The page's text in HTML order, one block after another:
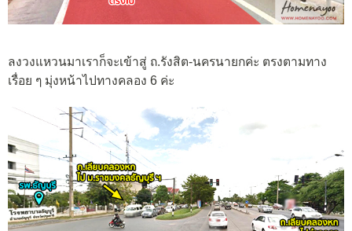
ลงวงแหวนมาเราก็จะเข้าสู่ ถ.รังสิต-นครนายกค่ะ ตรงตามทาง
เรื่อย ๆ มุ่งหน้าไปทางคลอง 6 ค่ะ